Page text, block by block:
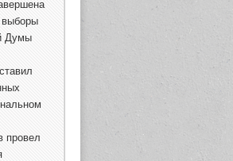
выборы
Думы
провел